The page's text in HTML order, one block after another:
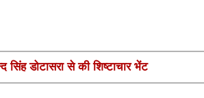
सिंह डोटासरा से की शिष्टाचार भेंट